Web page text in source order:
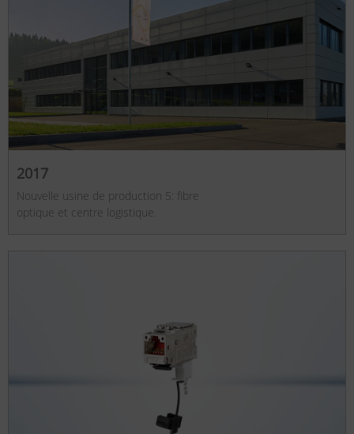
2017
Nouvelle usine de production 5: fibre
optique et centre logistique.